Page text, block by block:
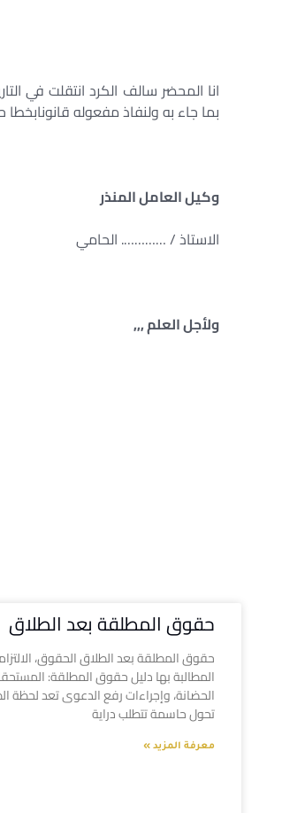
انا المحضر سالف الكرد انتقلت في
بما جاء به ولنفاذ مفعوله
وكيل العامل المنذر
الاستاذ / …………. الحامي
ولأجل العلم ,,,
حقوق المطلقة بعد الطلاق
حقوق المطلقة بعد الطلاق الحقوق،
المطالبة بها دليل حقوق المطلقة:
الحضانة، وإجراءات رفع الدعوى تعد لحظة
تحول حاسمة تتطلب دراية
معرفة المزيد »